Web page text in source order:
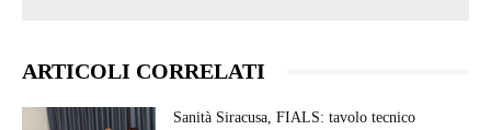
ARTICOLI CORRELATI
Sanità Siracusa, FIALS: tavolo tecnico